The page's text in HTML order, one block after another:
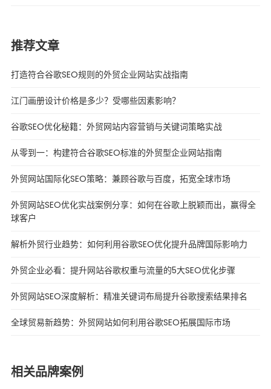
推荐文章
打造符合谷歌SEO规则的外贸企业网站实战指南
江门画册设计价格是多少？受哪些因素影响？
谷歌SEO优化秘籍：外贸网站内容营销与关键词策略实战
从零到一：构建符合谷歌SEO标准的外贸型企业网站指南
外贸网站国际化SEO策略：兼顾谷歌与百度，拓宽全球市场
外贸网站SEO优化实战案例分享：如何在谷歌上脱颖而出，赢得全
球客户
解析外贸行业趋势：如何利用谷歌SEO优化提升品牌国际影响力
外贸企业必看：提升网站谷歌权重与流量的5大SEO优化步骤
外贸网站SEO深度解析：精准关键词布局提升谷歌搜索结果排名
全球贸易新趋势：外贸网站如何利用谷歌SEO拓展国际市场
相关品牌案例